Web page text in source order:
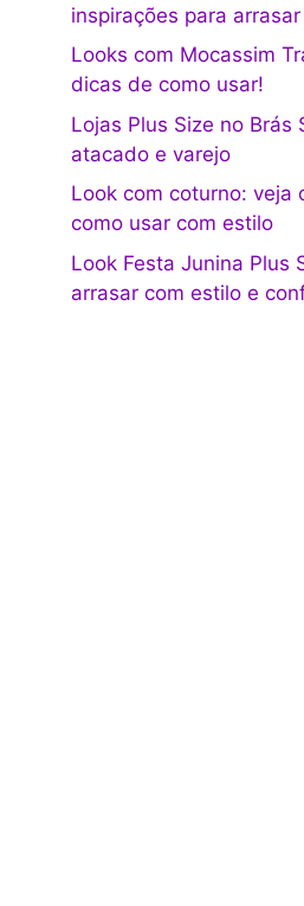
inspirações para arrasar
Looks com Mocassim
dicas de como usar!
Lojas Plus Size no Brás
atacado e varejo
Look com coturno: veja
como usar com estilo
Look Festa Junina Plus
arrasar com estilo e